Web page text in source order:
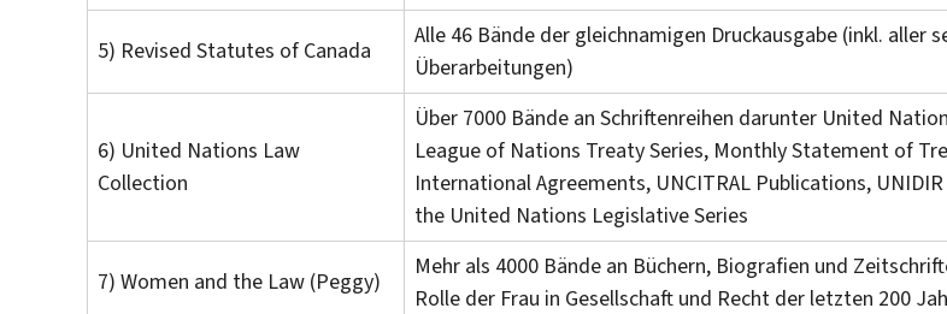
5) Revised Statutes of Canada
Alle 46 Bände der gleichnamigen Druckausgabe (inkl. aller
Überarbeitungen)
6) United Nations Law
Collection
Über 7000 Bände an Schriftenreihen darunter United
League of Nations Treaty Series, Monthly Statement of
International Agreements, UNCITRAL Publications,
the United Nations Legislative Series
7) Women and the Law (Peggy)
Mehr als 4000 Bände an Büchern, Biografien und
Rolle der Frau in Gesellschaft und Recht der letzten 200